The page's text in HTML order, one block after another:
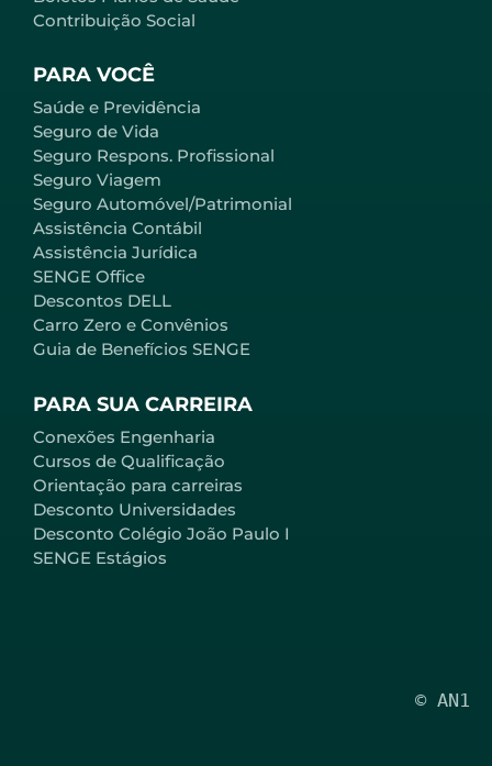
PARA VOCÊ
Saúde e Previdência
Seguro de Vida
Seguro Respons. Profissional
Seguro Viagem
Seguro Automóvel/Patrimonial
Assistência Contábil
Assistência Jurídica
SENGE Office
Descontos DELL
Carro Zero e Convênios
Guia de Benefícios SENGE
PARA SUA CARREIRA
Conexões Engenharia
Cursos de Qualificação
Orientação para carreiras
Desconto Universidades
Desconto Colégio João Paulo I
SENGE Estágios
Contribuição Social
© AN1